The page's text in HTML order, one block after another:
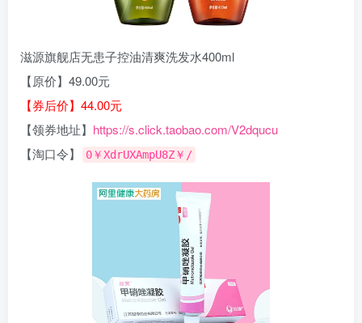
滋源旗舰店无患子控油清爽洗发水400ml
【原价】49.00元
【券后价】44.00元
【领券地址】 https://s.click.taobao.com/V2dqucu
【淘口令】
0￥XdrUXAmpU8Z￥/